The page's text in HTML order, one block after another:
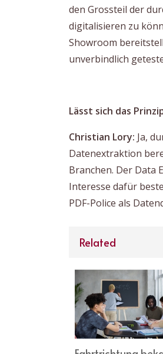
den Grossteil der
digitalisieren zu
Showroom
unverbindlich
Lässt sich das
Christian Lory: Ja,
Datenextraktion
Branchen. Der Data
Interesse dafür
PDF-Police als
Related